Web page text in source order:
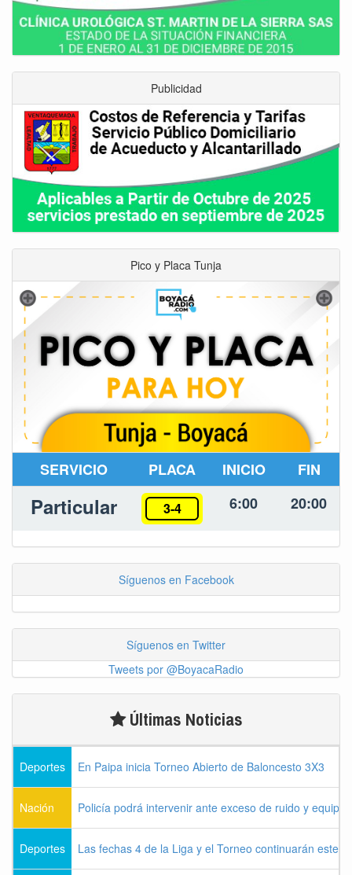
Publicidad
Pico y Placa Tunja
SERVICIO PLACA INICIO FIN
Particular 3-4 6:00 20:00
Síguenos en Facebook
Síguenos en Twitter
Tweets por @BoyacaRadio
Últimas Noticias
Deportes En Paipa inicia Torneo Abierto de Baloncesto 3X3
Nación Policía podrá intervenir ante exceso de ruido y
Deportes Las fechas 4 de la Liga y el Torneo continuarán este